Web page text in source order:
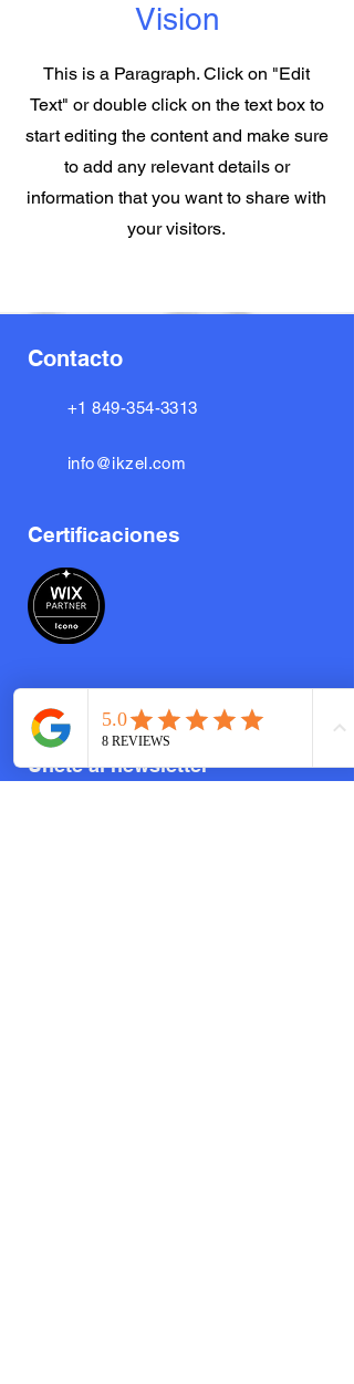
Vision
This is a Paragraph. Click on "Edit
Text" or double click on the text box to
start editing the content and make sure
to add any relevant details or
information that you want to share with
your visitors.
Contacto
+1 849-354-3313
info@ikzel.com
Certificaciones
​Únete al newsletter